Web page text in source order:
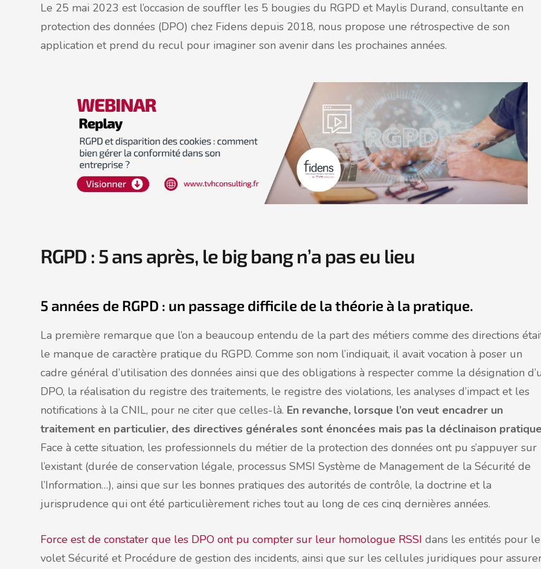
Le 25 mai 2023 est l’occasion de souffler les 5 bougies du RGPD et Maylis Durand, consultante en
protection des données (DPO) chez Fidens depuis 2018, nous propose une rétrospective de son
application et prend du recul pour imaginer son avenir dans les prochaines années.
RGPD : 5 ans après, le big bang n’a pas eu lieu
5 années de RGPD : un passage difficile de la théorie à la pratique.
La première remarque que l’on a beaucoup entendu de la part des métiers comme des directions
le manque de caractère pratique du RGPD. Comme son nom l’indiquait, il avait vocation à poser un
cadre général d’utilisation des données ainsi que des obligations à respecter comme la désignation
DPO, la réalisation du registre des traitements, le registre des violations, les analyses d’impact et les
notifications à la CNIL, pour ne citer que celles-là. En revanche, lorsque l’on veut encadrer un
traitement en particulier, des directives générales sont énoncées mais pas la déclinaison
Face à cette situation, les professionnels du métier de la protection des données ont pu s’appuyer sur
l’existant (durée de conservation légale, processus SMSI Système de Management de la Sécurité de
l’Information…), ainsi que sur les bonnes pratiques des autorités de contrôle, la doctrine et la
jurisprudence qui ont été particulièrement riches tout au long de ces cinq dernières années.
Force est de constater que les DPO ont pu compter sur leur homologue RSSI dans les entités pour le
volet Sécurité et Procédure de gestion des incidents, ainsi que sur les cellules juridiques pour